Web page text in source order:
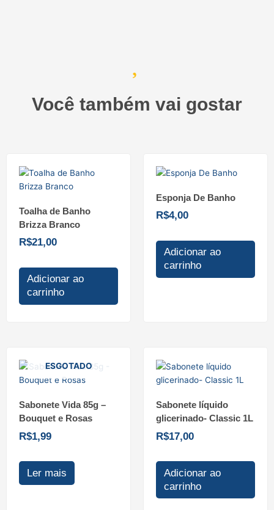
Você também vai gostar
Toalha de Banho
Brizza Branco
R$21,00
Adicionar ao
carrinho
Esponja De Banho
R$4,00
Adicionar ao
carrinho
ESGOTADO
Sabonete Vida 85g –
Bouquet e Rosas
R$1,99
Ler mais
Sabonete líquido
glicerinado- Classic 1L
R$17,00
Adicionar ao
carrinho